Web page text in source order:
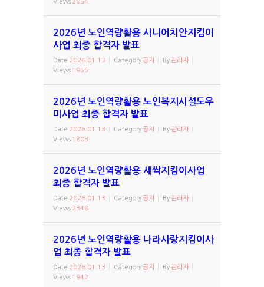
Views 2054
2026년 노인역량활용 시니어치안지킴이
사업 최종 합격자 발표
Date 2026.01.13 Category공지 By 관리자
Views 1955
2026년 노인역량활용 노인복지시설도우
미사업 최종 합격자 발표
Date 2026.01.13 Category공지 By 관리자
Views 1803
2026년 노인역량활용 새싹지킴이사업
최종 합격자 발표
Date 2026.01.13 Category공지 By 관리자
Views 2348
2026년 노인역량활용 나라사랑지킴이사
업 최종 합격자 발표
Date 2026.01.13 Category공지 By 관리자
Views 1942